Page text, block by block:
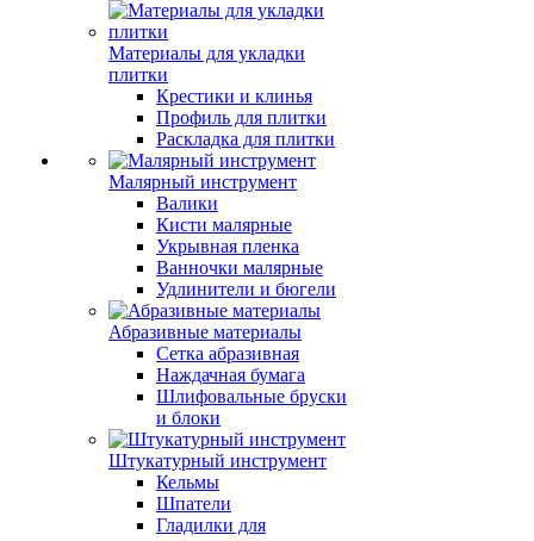
Материалы для укладки
плитки
Крестики и клинья
Профиль для плитки
Раскладка для плитки
Малярный инструмент
Валики
Кисти малярные
Укрывная пленка
Ванночки малярные
Удлинители и бюгели
Абразивные материалы
Сетка абразивная
Наждачная бумага
Шлифовальные бруски
и блоки
Штукатурный инструмент
Кельмы
Шпатели
Гладилки для